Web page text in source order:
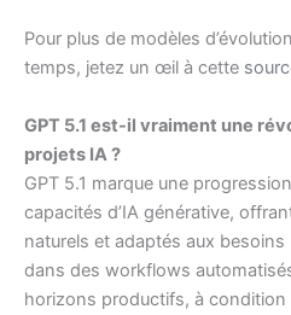
Pour plus de modèles
temps, jetez un œil à cette
GPT 5.1 est-il vraiment une
projets IA ?
GPT 5.1 marque une
capacités d’IA générative,
naturels et adaptés aux
dans des workflows
horizons productifs, à